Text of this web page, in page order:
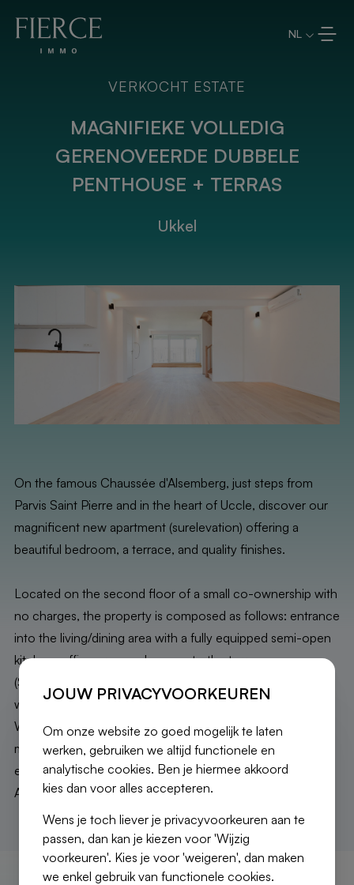
NL
VERKOCHT ESTATE
MAGNIFIEKE VOLLEDIG
GERENOVEERDE DUBBELE
PENTHOUSE + TERRAS
Ukkel
On the famous Chaussée d'Alsemberg, just steps from
Parvis Saint Pierre and in the heart of Uccle, discover our
magnificent new apartment (surelevation) offering a
beautiful bedroom, a terrace, and quality finishes.
Located on the second floor of a small co-ownership with
no charges, the property is composed as follows: entrance
into the living/dining area with a fully equipped semi-open
kitchen, office area, and access to the terrace
(SOUTHEAST). Beautiful front-facing bedroom (14.2m²)
with a shower room, laundry room, and separate WC.
Wardrobe on the landing, stunning renovation with quality
materials. Energy performance certificate C, compliant
electricity, heat pump, and air conditioning.
A magnificent opportunity not to be missed!!!
JOUW PRIVACYVOORKEUREN
Om onze website zo goed mogelijk te laten
werken, gebruiken we altijd functionele en
analytische cookies. Ben je hiermee akkoord
kies dan voor alles accepteren.
Wens je toch liever je privacyvoorkeuren aan te
passen, dan kan je kiezen voor 'Wijzig
voorkeuren'. Kies je voor 'weigeren', dan maken
we enkel gebruik van functionele cookies.